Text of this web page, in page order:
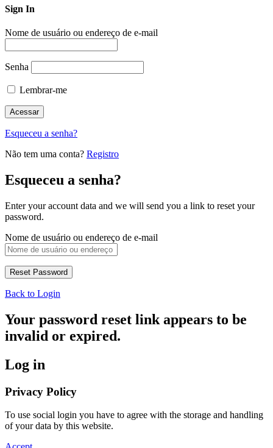
Sign In
Nome de usuário ou endereço de e-mail
Senha
Lembrar-me
Esqueceu a senha?
Não tem uma conta? Registro
Esqueceu a senha?
Enter your account data and we will send you a link to reset your
password.
Nome de usuário ou endereço de e-mail
Back to Login
Your password reset link appears to be
invalid or expired.
Log in
Privacy Policy
To use social login you have to agree with the storage and handling
of your data by this website.